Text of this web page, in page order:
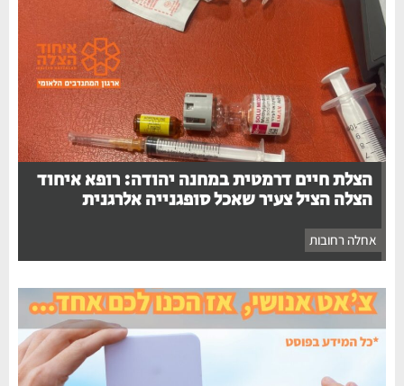
הצלת חיים דרמטית במחנה יהודה: רופא איחוד
הצלה הציל צעיר שאכל סופגנייה אלרגנית
אחלה רחובות